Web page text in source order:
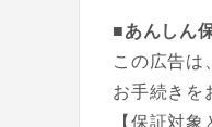
■あんしん
この広告は
お手続きを
【保証対